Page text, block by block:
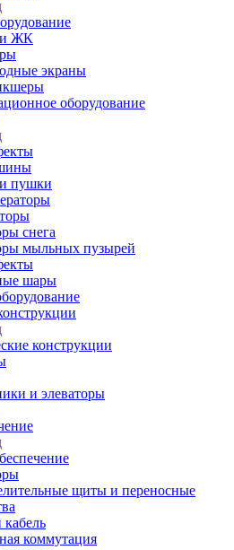
и ЖК
экраны
оборудование
пушки
снега
мыльных пузырей
шары
конструкции
и элеваторы
щиты и переносные
коммутация